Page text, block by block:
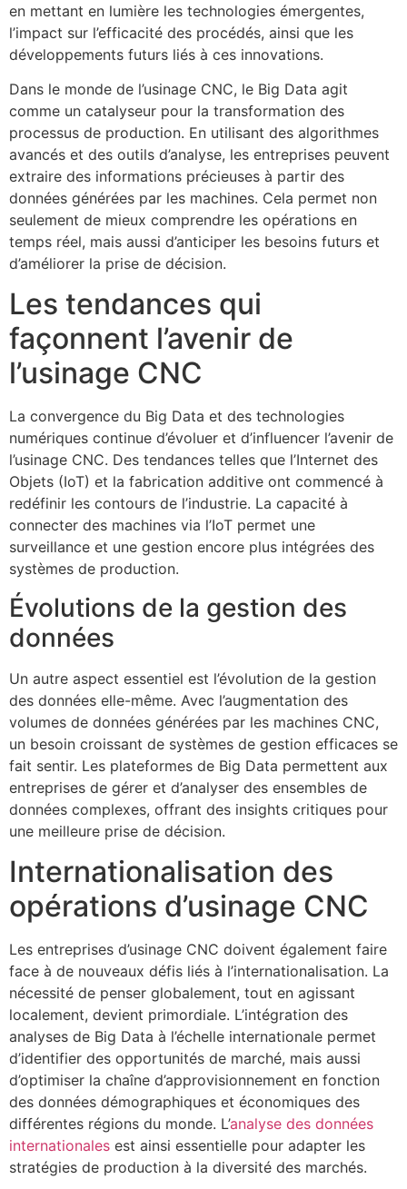
en mettant en lumière les technologies émergentes,
l’impact sur l’efficacité des procédés, ainsi que les
développements futurs liés à ces innovations.
Dans le monde de l’usinage CNC, le Big Data agit
comme un catalyseur pour la transformation des
processus de production. En utilisant des algorithmes
avancés et des outils d’analyse, les entreprises peuvent
extraire des informations précieuses à partir des
données générées par les machines. Cela permet non
seulement de mieux comprendre les opérations en
temps réel, mais aussi d’anticiper les besoins futurs et
d’améliorer la prise de décision.
Les tendances qui
façonnent l’avenir de
l’usinage CNC
La convergence du Big Data et des technologies
numériques continue d’évoluer et d’influencer l’avenir de
l’usinage CNC. Des tendances telles que l’Internet des
Objets (IoT) et la fabrication additive ont commencé à
redéfinir les contours de l’industrie. La capacité à
connecter des machines via l’IoT permet une
surveillance et une gestion encore plus intégrées des
systèmes de production.
Évolutions de la gestion des
données
Un autre aspect essentiel est l’évolution de la gestion
des données elle-même. Avec l’augmentation des
volumes de données générées par les machines CNC,
un besoin croissant de systèmes de gestion efficaces se
fait sentir. Les plateformes de Big Data permettent aux
entreprises de gérer et d’analyser des ensembles de
données complexes, offrant des insights critiques pour
une meilleure prise de décision.
Internationalisation des
opérations d’usinage CNC
Les entreprises d’usinage CNC doivent également faire
face à de nouveaux défis liés à l’internationalisation. La
nécessité de penser globalement, tout en agissant
localement, devient primordiale. L’intégration des
analyses de Big Data à l’échelle internationale permet
d’identifier des opportunités de marché, mais aussi
d’optimiser la chaîne d’approvisionnement en fonction
des données démographiques et économiques des
différentes régions du monde. L’analyse des données
internationales est ainsi essentielle pour adapter les
stratégies de production à la diversité des marchés.